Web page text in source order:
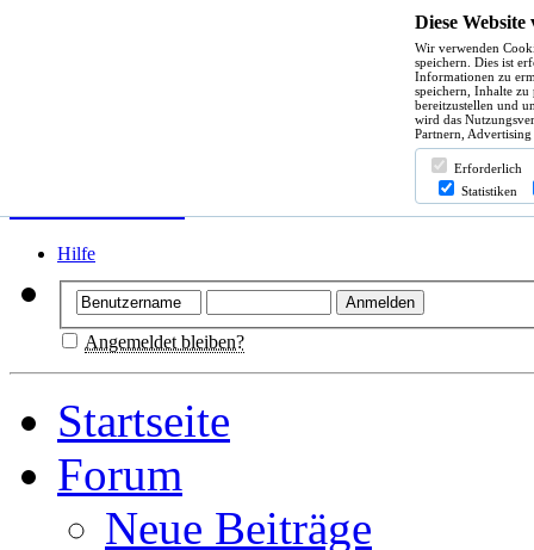
Hilfe
Angemeldet bleiben?
Startseite
Forum
Neue Beiträge
Diese
Wir verwenden
speichern. Dies ist
Informationen zu
speichern, Inhalte
bereitzustellen und
wird das
Partnern,
Erforderlich
Statistiken